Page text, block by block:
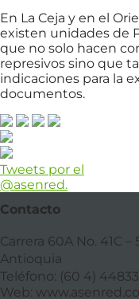
En La Ceja y en el
existen unidades de
que no solo hacen
represivos sino que
indicaciones para la
documentos.
Tweets por el
@asenred.
Contacto
Carrera 60A No. 41C
Antioquia
Teléfono: (60 4)
Web: